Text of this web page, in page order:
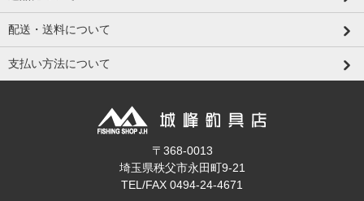
配送・送料について
支払い方法について
〒368-0013
埼玉県秩父市永田町9-21
TEL/FAX 0494-24-4671